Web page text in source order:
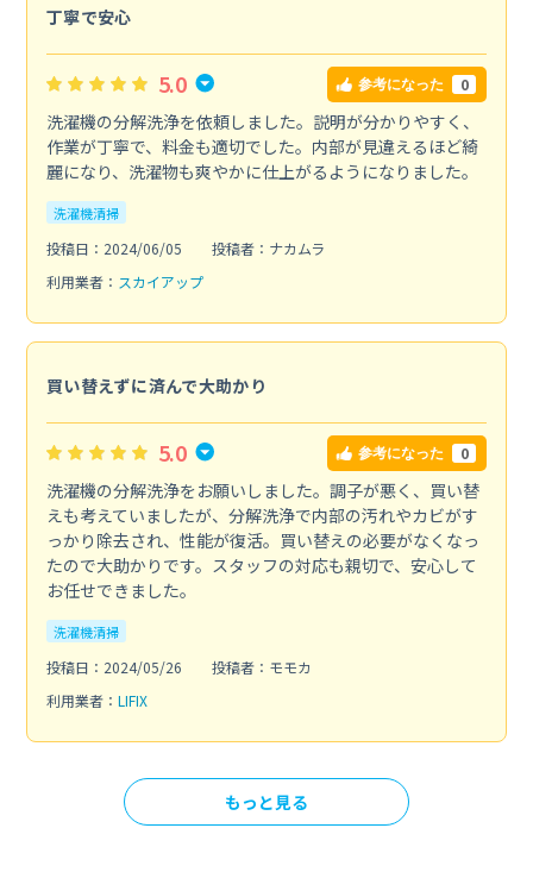
丁寧で安心
5.0 参考になった 0
洗濯機の分解洗浄を依頼しました。説明が分かりやすく、
作業が丁寧で、料金も適切でした。内部が見違えるほど綺
麗になり、洗濯物も爽やかに仕上がるようになりました。
洗濯機清掃
投稿日：2024/06/05
投稿者：ナカムラ
利用業者： スカイアップ
買い替えずに済んで大助かり
5.0 参考になった 0
洗濯機の分解洗浄をお願いしました。調子が悪く、買い替
えも考えていましたが、分解洗浄で内部の汚れやカビがす
っかり除去され、性能が復活。買い替えの必要がなくなっ
たので大助かりです。スタッフの対応も親切で、安心して
お任せできました。
洗濯機清掃
投稿日：2024/05/26
投稿者：モモカ
利用業者： LIFIX
もっと見る